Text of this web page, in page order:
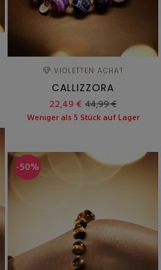
VIOLETTEN ACHAT
CALLIZZORA
22,49 € 44,99 €
Weniger als 5 Stück auf Lager
-50%